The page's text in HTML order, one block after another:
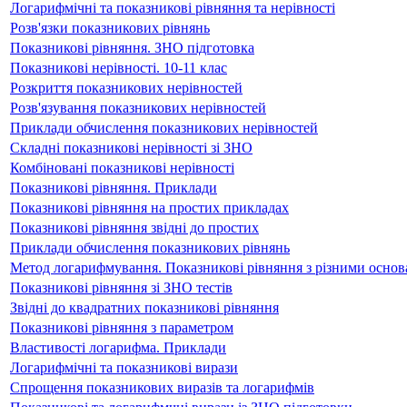
Логарифмічні та показникові рівняння та нерівності
Розв'язки показникових рівнянь
Показникові рівняння. ЗНО підготовка
Показникові нерівності. 10-11 клас
Розкриття показникових нерівностей
Розв'язування показникових нерівностей
Приклади обчислення показникових нерівностей
Складні показникові нерівності зі ЗНО
Комбіновані показникові нерівності
Показникові рівняння. Приклади
Показникові рівняння на простих прикладах
Показникові рівняння звідні до простих
Приклади обчислення показникових рівнянь
Метод логарифмування. Показникові рівняння з різними
Показникові рівняння зі ЗНО тестів
Звідні до квадратних показникові рівняння
Показникові рівняння з параметром
Властивості логарифма. Приклади
Логарифмічні та показникові вирази
Спрощення показникових виразів та логарифмів